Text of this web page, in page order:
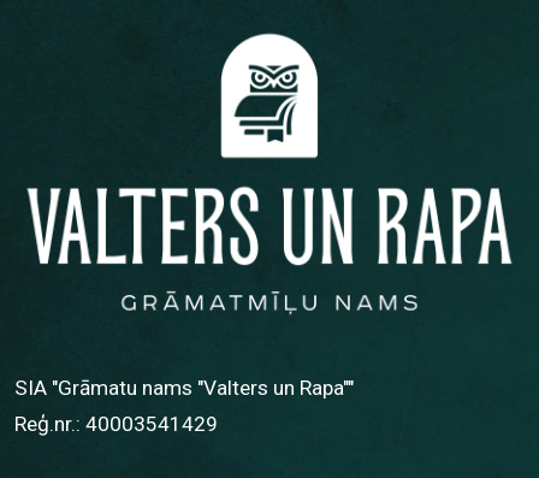
SIA "Grāmatu nams "Valters un Rapa""
Reģ.nr.: 40003541429